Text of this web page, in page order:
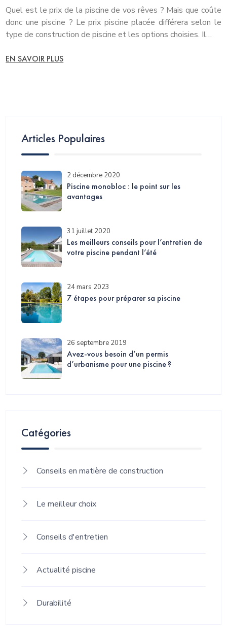
Quel est le prix de la piscine de vos rêves ? Mais que coûte
donc une piscine ? Le prix piscine placée différera selon le
type de construction de piscine et les options choisies. Il…
EN SAVOIR PLUS
Articles Populaires
2 décembre 2020
Piscine monobloc : le point sur les
avantages
31 juillet 2020
Les meilleurs conseils pour l’entretien de
votre piscine pendant l’été
24 mars 2023
7 étapes pour préparer sa piscine
26 septembre 2019
Avez-vous besoin d’un permis
d’urbanisme pour une piscine ?
Catégories
Conseils en matière de construction
Le meilleur choix
Conseils d'entretien
Actualité piscine
Durabilité